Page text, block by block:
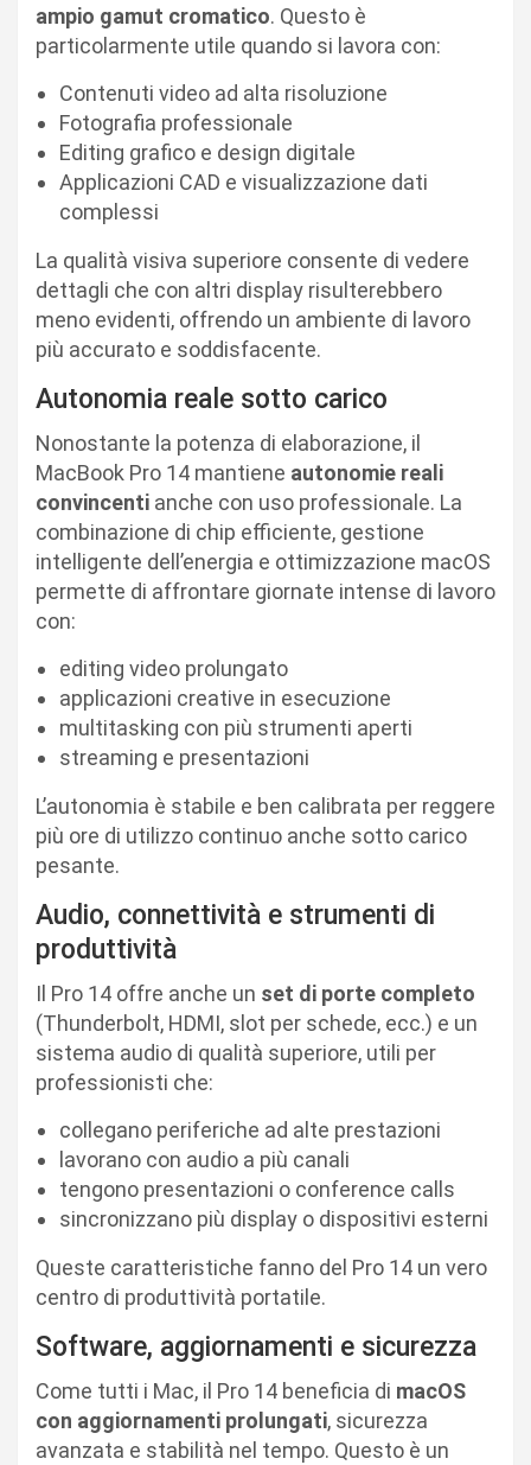
ampio gamut cromatico. Questo è
particolarmente utile quando si lavora con:
Contenuti video ad alta risoluzione
Fotografia professionale
Editing grafico e design digitale
Applicazioni CAD e visualizzazione dati
complessi
La qualità visiva superiore consente di vedere
dettagli che con altri display risulterebbero
meno evidenti, offrendo un ambiente di lavoro
più accurato e soddisfacente.
Autonomia reale sotto carico
Nonostante la potenza di elaborazione, il
MacBook Pro 14 mantiene autonomie reali
convincenti anche con uso professionale. La
combinazione di chip efficiente, gestione
intelligente dell’energia e ottimizzazione macOS
permette di affrontare giornate intense di lavoro
con:
editing video prolungato
applicazioni creative in esecuzione
multitasking con più strumenti aperti
streaming e presentazioni
L’autonomia è stabile e ben calibrata per reggere
più ore di utilizzo continuo anche sotto carico
pesante.
Audio, connettività e strumenti di
produttività
Il Pro 14 offre anche un set di porte completo
(Thunderbolt, HDMI, slot per schede, ecc.) e un
sistema audio di qualità superiore, utili per
professionisti che:
collegano periferiche ad alte prestazioni
lavorano con audio a più canali
tengono presentazioni o conference calls
sincronizzano più display o dispositivi esterni
Queste caratteristiche fanno del Pro 14 un vero
centro di produttività portatile.
Software, aggiornamenti e sicurezza
Come tutti i Mac, il Pro 14 beneficia di macOS
con aggiornamenti prolungati, sicurezza
avanzata e stabilità nel tempo. Questo è un